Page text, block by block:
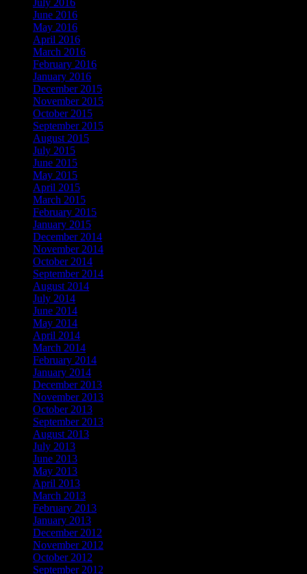
July 2016
June 2016
May 2016
April 2016
March 2016
February 2016
January 2016
December 2015
November 2015
October 2015
September 2015
August 2015
July 2015
June 2015
May 2015
April 2015
March 2015
February 2015
January 2015
December 2014
November 2014
October 2014
September 2014
August 2014
July 2014
June 2014
May 2014
April 2014
March 2014
February 2014
January 2014
December 2013
November 2013
October 2013
September 2013
August 2013
July 2013
June 2013
May 2013
April 2013
March 2013
February 2013
January 2013
December 2012
November 2012
October 2012
September 2012